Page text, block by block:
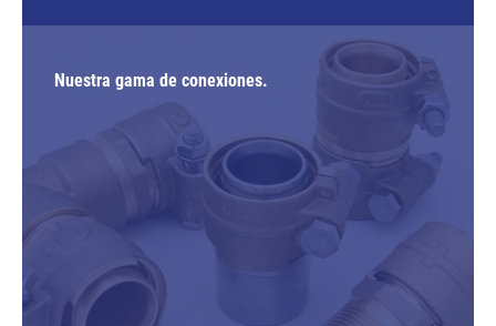
Nuestra gama de conexiones.